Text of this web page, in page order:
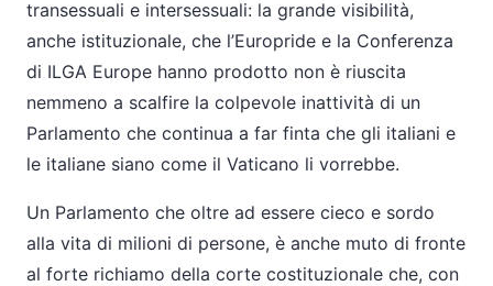
transessuali e intersessuali: la grande visibilità,
anche istituzionale, che l’Europride e la Conferenza
di ILGA Europe hanno prodotto non è riuscita
nemmeno a scalfire la colpevole inattività di un
Parlamento che continua a far finta che gli italiani e
le italiane siano come il Vaticano li vorrebbe.
Un Parlamento che oltre ad essere cieco e sordo
alla vita di milioni di persone, è anche muto di fronte
al forte richiamo della corte costituzionale che, con